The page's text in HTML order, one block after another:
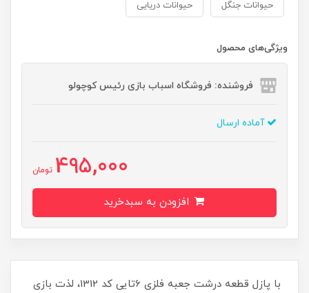
حیوانات جنگل حیوانات دریایی
ویژگی‌های محصول
فروشنده: فروشگاه اسباب بازی رئیس کوچولو
آماده ارسال
495,000 تومان
با پازل قطعه درشت جعبه فلزی 6تایی کد 1312، لذت بازی